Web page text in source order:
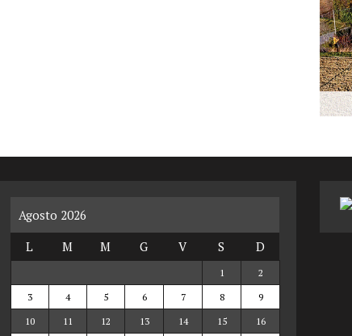
Agosto 2026
L
M M G V S D
1
2
3
4 5 6 7 8
9
10
11 12 13 14 15 16